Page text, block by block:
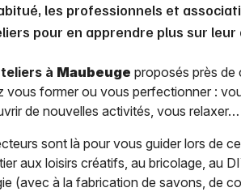
les professionnels et
pour en apprendre plus sur leur
à Maubeuge proposés près de
vous former ou vous perfectionner :
de nouvelles activités, vous relaxer…
sont là pour vous guider lors de
aux loisirs créatifs, au bricolage, au
(avec à la fabrication de savons, de